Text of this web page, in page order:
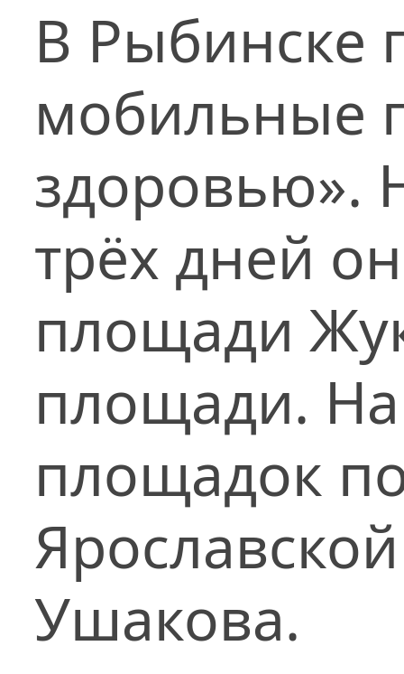
В Рыбинске
мобильные
здоровью».
трёх дней
площади
площади.
площадок
Ушакова.